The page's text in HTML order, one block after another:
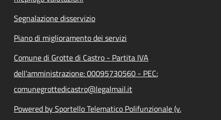
Segnalazione disservizio
Piano di miglioramento dei servizi
Comune di Grotte di Castro - Partita IVA
dell'amministrazione: 00095730560 - PEC:
comunegrottedicastro@legalmail.it
Powered by Sportello Telematico Polifunzionale (v.